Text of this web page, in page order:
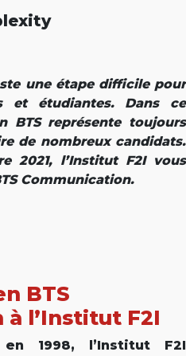
une étape difficile pour
et étudiantes. Dans ce
BTS représente toujours
de nombreux candidats.
2021, l’Institut F2I vous
Communication.
BTS
l’Institut F2I
1998, l’Institut F2I